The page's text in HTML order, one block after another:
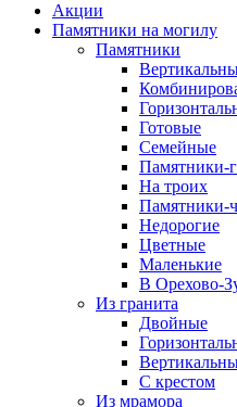
Акции
Памятники на могилу
Памятники
Готовые
Семейные
Памятники-
На троих
Памятники-
Недорогие
Цветные
Маленькие
В Орехово-
Из гранита
Двойные
С крестом
Из мрамора